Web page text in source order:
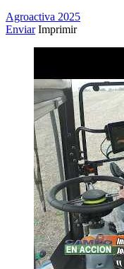
Agroactiva 2025
Enviar Imprimir